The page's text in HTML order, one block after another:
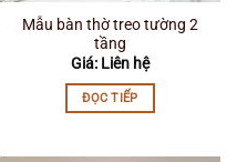
Mẫu bàn thờ treo tường 2
tầng
Giá: Liên hệ
ĐỌC TIẾP